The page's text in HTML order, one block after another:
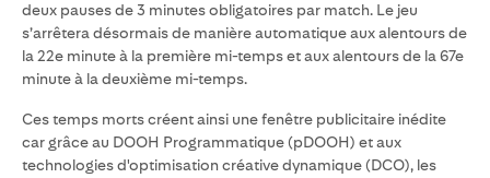
deux pauses de 3 minutes obligatoires par match. Le jeu
s’arrêtera désormais de manière automatique aux alentours de
la 22e minute à la première mi-temps et aux alentours de la 67e
minute à la deuxième mi-temps.
Ces temps morts créent ainsi une fenêtre publicitaire inédite
car grâce au DOOH Programmatique (pDOOH) et aux
technologies d'optimisation créative dynamique (DCO), les